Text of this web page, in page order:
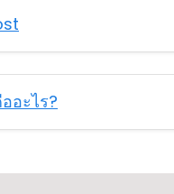
อะไร?